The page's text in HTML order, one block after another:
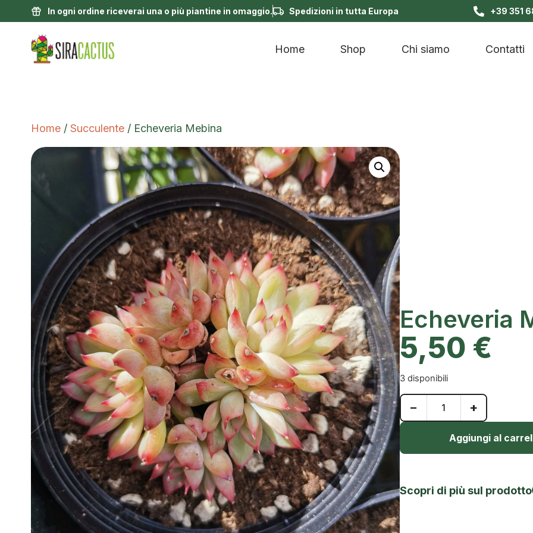
In ogni ordine riceverai una o più piantine in omaggio. Spedizioni in tutta Europa +39 351
Home Shop Chi siamo Contatti
Home / Succulente / Echeveria Mebina
Echeveria
5,50 €
3 disponibili
− +
Aggiungi al
Scopri di più sul prodotto